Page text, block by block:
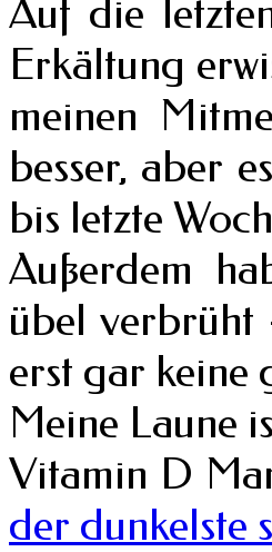
Auf die
Erkältung
meinen
besser, aber
bis letzte
Außerdem
übel verbrüht
erst gar keine
Meine Laune
Vitamin D
der dunkelste